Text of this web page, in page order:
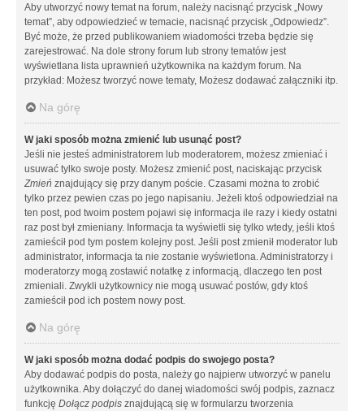
Aby utworzyć nowy temat na forum, należy nacisnąć przycisk „Nowy
temat”, aby odpowiedzieć w temacie, nacisnąć przycisk „Odpowiedz”.
Być może, że przed publikowaniem wiadomości trzeba będzie się
zarejestrować. Na dole strony forum lub strony tematów jest
wyświetlana lista uprawnień użytkownika na każdym forum. Na
przykład: Możesz tworzyć nowe tematy, Możesz dodawać załączniki itp.
Na górę
W jaki sposób można zmienić lub usunąć post?
Jeśli nie jesteś administratorem lub moderatorem, możesz zmieniać i
usuwać tylko swoje posty. Możesz zmienić post, naciskając przycisk
Zmień znajdujący się przy danym poście. Czasami można to zrobić
tylko przez pewien czas po jego napisaniu. Jeżeli ktoś odpowiedział na
ten post, pod twoim postem pojawi się informacja ile razy i kiedy ostatni
raz post był zmieniany. Informacja ta wyświetli się tylko wtedy, jeśli ktoś
zamieścił pod tym postem kolejny post. Jeśli post zmienił moderator lub
administrator, informacja ta nie zostanie wyświetlona. Administratorzy i
moderatorzy mogą zostawić notatkę z informacją, dlaczego ten post
zmieniali. Zwykli użytkownicy nie mogą usuwać postów, gdy ktoś
zamieścił pod ich postem nowy post.
Na górę
W jaki sposób można dodać podpis do swojego posta?
Aby dodawać podpis do posta, należy go najpierw utworzyć w panelu
użytkownika. Aby dołączyć do danej wiadomości swój podpis, zaznacz
funkcję Dołącz podpis znajdującą się w formularzu tworzenia